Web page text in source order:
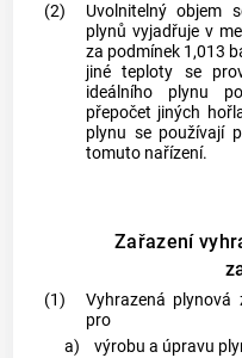
(2)
Uvolnitelný objem
plynů vyjadřuje v
za podmínek 1,013
jiné teploty se
ideálního plynu
přepočet jiných
plynu se používají
tomuto nařízení.
Zařazení
(1)
Vyhrazená plynová
pro
a)
výrobu a úpravu